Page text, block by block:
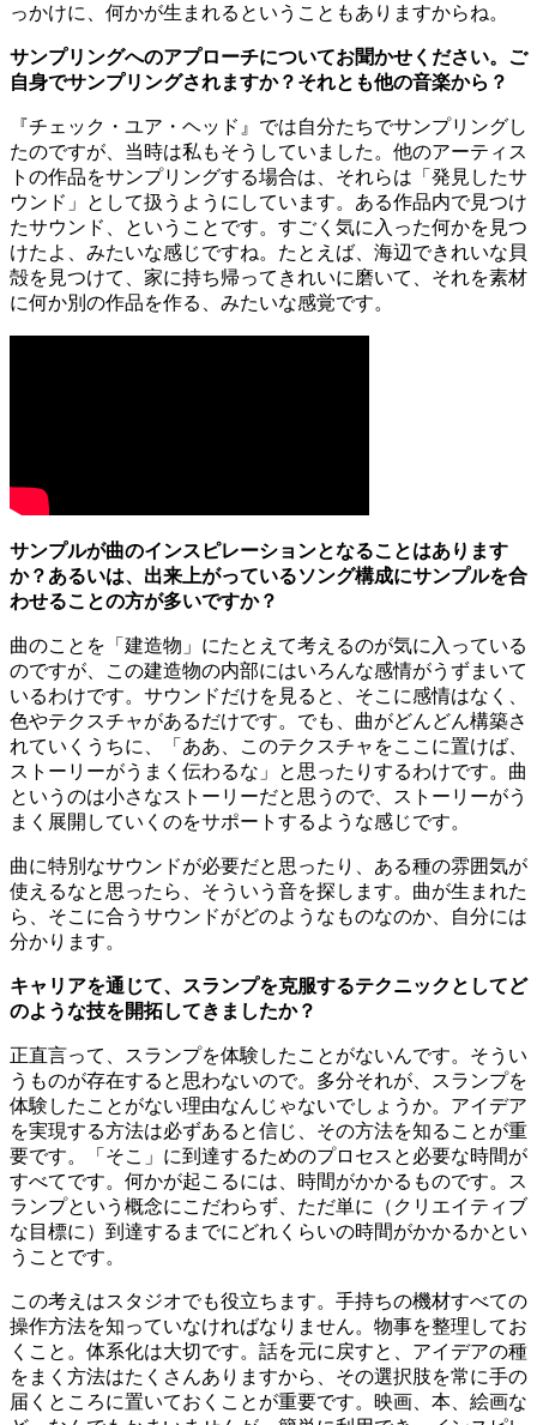
っかけに、何かが生まれるということもありますからね。
サンプリングへのアプローチについてお聞かせください。ご
自身でサンプリングされますか？それとも他の音楽から？
『チェック・ユア・ヘッド』では自分たちでサンプリングし
たのですが、当時は私もそうしていました。他のアーティス
トの作品をサンプリングする場合は、それらは「発見したサ
ウンド」として扱うようにしています。ある作品内で見つけ
たサウンド、ということです。すごく気に入った何かを見つ
けたよ、みたいな感じですね。たとえば、海辺できれいな貝
殻を見つけて、家に持ち帰ってきれいに磨いて、それを素材
に何か別の作品を作る、みたいな感覚です。
サンプルが曲のインスピレーションとなることはあります
か？あるいは、出来上がっているソング構成にサンプルを合
わせることの方が多いですか？
曲のことを「建造物」にたとえて考えるのが気に入っている
のですが、この建造物の内部にはいろんな感情がうずまいて
いるわけです。サウンドだけを見ると、そこに感情はなく、
色やテクスチャがあるだけです。でも、曲がどんどん構築さ
れていくうちに、「ああ、このテクスチャをここに置けば、
ストーリーがうまく伝わるな」と思ったりするわけです。曲
というのは小さなストーリーだと思うので、ストーリーがう
まく展開していくのをサポートするような感じです。
曲に特別なサウンドが必要だと思ったり、ある種の雰囲気が
使えるなと思ったら、そういう音を探します。曲が生まれた
ら、そこに合うサウンドがどのようなものなのか、自分には
分かります。
キャリアを通じて、スランプを克服するテクニックとしてど
のような技を開拓してきましたか？
正直言って、スランプを体験したことがないんです。そうい
うものが存在すると思わないので。多分それが、スランプを
体験したことがない理由なんじゃないでしょうか。アイデア
を実現する方法は必ずあると信じ、その方法を知ることが重
要です。「そこ」に到達するためのプロセスと必要な時間が
すべてです。何かが起こるには、時間がかかるものです。ス
ランプという概念にこだわらず、ただ単に（クリエイティブ
な目標に）到達するまでにどれくらいの時間がかかるかとい
うことです。
この考えはスタジオでも役立ちます。手持ちの機材すべての
操作方法を知っていなければなりません。物事を整理してお
くこと。体系化は大切です。話を元に戻すと、アイデアの種
をまく方法はたくさんありますから、その選択肢を常に手の
届くところに置いておくことが重要です。映画、本、絵画な